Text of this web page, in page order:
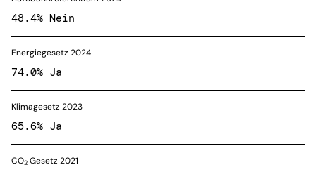
48.4% Nein
Energiegesetz 2024
74.0% Ja
Klimagesetz 2023
65.6% Ja
CO2 Gesetz 2021